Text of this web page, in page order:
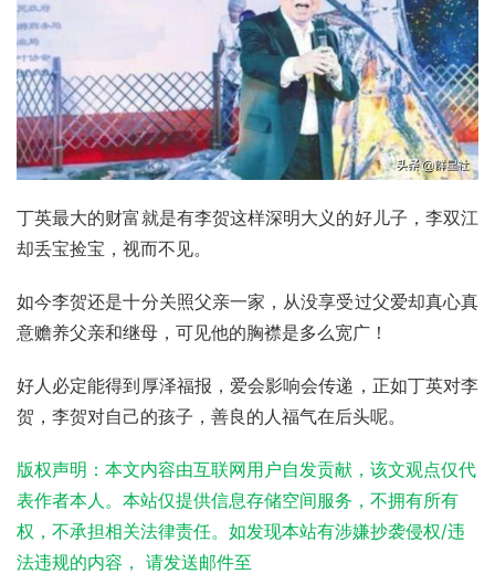
丁英最大的财富就是有李贺这样深明大义的好儿子，李双江
却丢宝捡宝，视而不见。
如今李贺还是十分关照父亲一家，从没享受过父爱却真心真
意赡养父亲和继母，可见他的胸襟是多么宽广！
好人必定能得到厚泽福报，爱会影响会传递，正如丁英对李
贺，李贺对自己的孩子，善良的人福气在后头呢。
版权声明：本文内容由互联网用户自发贡献，该文观点仅代
表作者本人。本站仅提供信息存储空间服务，不拥有所有
权，不承担相关法律责任。如发现本站有涉嫌抄袭侵权/违
法违规的内容， 请发送邮件至